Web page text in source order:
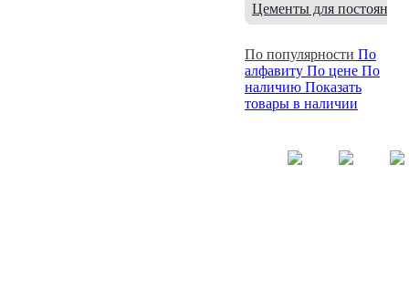
Цементы для
По популярности По
алфавиту По цене По
наличию Показать
товары в наличии